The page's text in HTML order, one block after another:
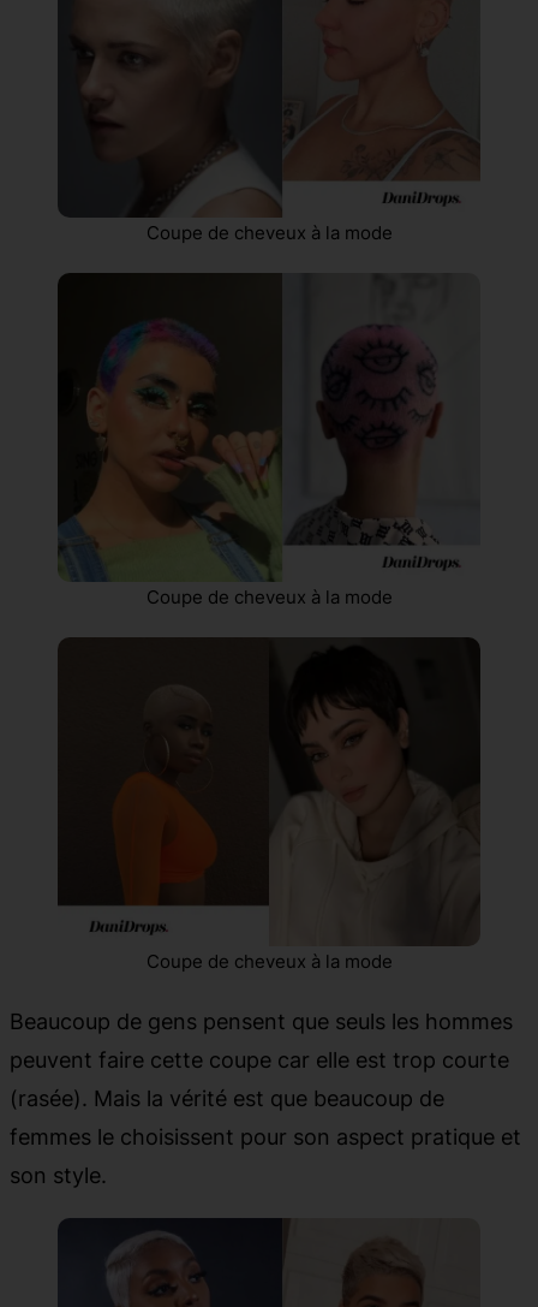
Coupe de cheveux à la mode
Coupe de cheveux à la mode
Coupe de cheveux à la mode
Beaucoup de gens pensent que seuls les hommes
peuvent faire cette coupe car elle est trop courte
(rasée). Mais la vérité est que beaucoup de
femmes le choisissent pour son aspect pratique et
son style.